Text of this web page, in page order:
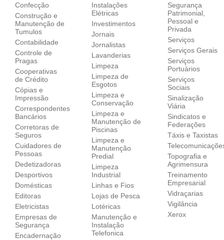
Confecção
Construção e
Manutenção de
Tumulos
Contabilidade
Controle de
Pragas
Cooperativas
de Crédito
Cópias e
Impressão
Correspondentes
Bancários
Corretoras de
Seguros
Cuidadores de
Pessoas
Dedetizadoras
Desportivos
Domésticas
Editoras
Eletricistas
Empresas de
Segurança
Encadernação
Instalações
Elétricas
Investimentos
Jornais
Jornalistas
Lavanderias
Limpeza
Limpeza de
Esgotos
Limpeza e
Conservação
Limpeza e
Manutenção de
Piscinas
Limpeza e
Manutenção
Predial
Limpeza
Industrial
Linhas e Fios
Lojas de Pesca
Lotéricas
Manutenção e
Instalação
Telefonica
Segurança
Patrimonial,
Pessoal e
Privada
Serviços
Serviços Gerais
Serviços
Portuários
Serviços
Sociais
Sinalização
Viária
Sindicatos e
Federações
Táxis e Taxistas
Topografia e
Agrimensura
Treinamento
Empresarial
Vidraçarias
Vigilância
Xerox